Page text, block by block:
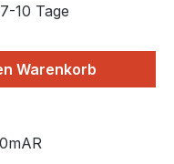
10 Tage
Warenkorb